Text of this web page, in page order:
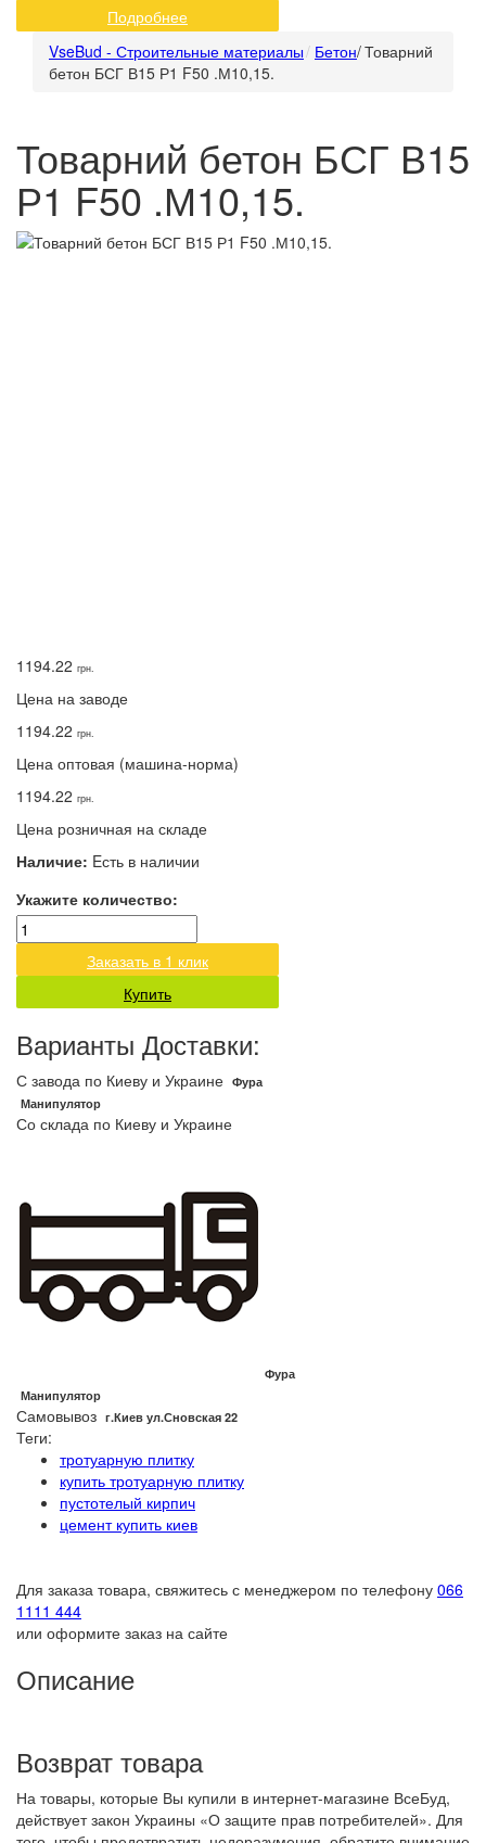
Подробнее
VseBud - Строительные материалы Бетон/Товарний
бетон БСГ В15 Р1 F50 .М10,15.
Товарний бетон БСГ В15
Р1 F50 .М10,15.
1194.22 грн.
Цена на заводе
1194.22 грн.
Цена оптовая (машина-норма)
1194.22 грн.
Цена розничная на складе
Наличие: Eсть в наличии
Укажите количество:
Заказать в 1 клик
Купить
Варианты Доставки:
С завода по Киеву и Украине Фура
Манипулятор
Со склада по Киеву и Украине
Фура
Манипулятор
Самовывоз г.Киев ул.Сновская 22
Теги:
тротуарную плитку
купить тротуарную плитку
пустотелый кирпич
цемент купить киев
Для заказа товара, свяжитесь с менеджером по телефону 066
1111 444
или оформите заказ на сайте
Описание
Возврат товара
На товары, которые Вы купили в интернет-магазине ВсеБуд,
действует закон Украины «О защите прав потребителей». Для